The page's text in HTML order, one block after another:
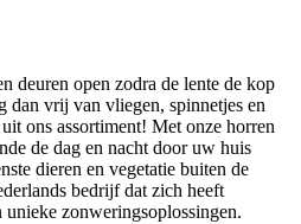
deuren open zodra de lente de kop
dan vrij van vliegen, spinnetjes en
uit ons assortiment! Met onze horren
de dag en nacht door uw huis
dieren en vegetatie buiten de
bedrijf dat zich heeft
unieke zonweringsoplossingen.